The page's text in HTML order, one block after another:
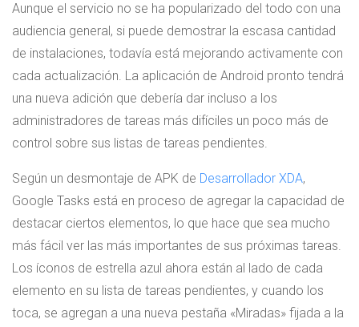
Aunque el servicio no se ha popularizado del todo con una
audiencia general, si puede demostrar la escasa cantidad
de instalaciones, todavía está mejorando activamente con
cada actualización. La aplicación de Android pronto tendrá
una nueva adición que debería dar incluso a los
administradores de tareas más difíciles un poco más de
control sobre sus listas de tareas pendientes.
Según un desmontaje de APK de Desarrollador XDA,
Google Tasks está en proceso de agregar la capacidad de
destacar ciertos elementos, lo que hace que sea mucho
más fácil ver las más importantes de sus próximas tareas.
Los íconos de estrella azul ahora están al lado de cada
elemento en su lista de tareas pendientes, y cuando los
toca, se agregan a una nueva pestaña «Miradas» fijada a la